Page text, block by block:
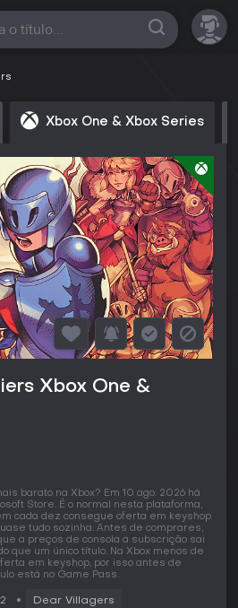
Xbox One & Xbox Series
Xbox One &
barato na Xbox? Em 10 ago. 2026 há
Store. É o normal nesta plataforma,
cada dez consegue oferta em keyshop
tudo sozinha. Antes de comprares,
a preços de consola a subscrição sai
que um único título. Na Xbox menos de
em keyshop, por isso antes de
está no Game Pass.
Dear Villagers